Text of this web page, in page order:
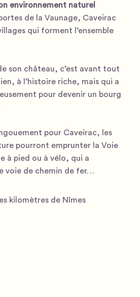
environnement naturel
de la Vaunage, Caveirac
qui forment l’ensemble
son château, c’est avant tout
à l’histoire riche, mais qui a
pour devenir un bourg
pour Caveirac, les
pourront emprunter la Voie
à pied ou à vélo, qui a
voie de chemin de fer…
kilomètres de Nîmes